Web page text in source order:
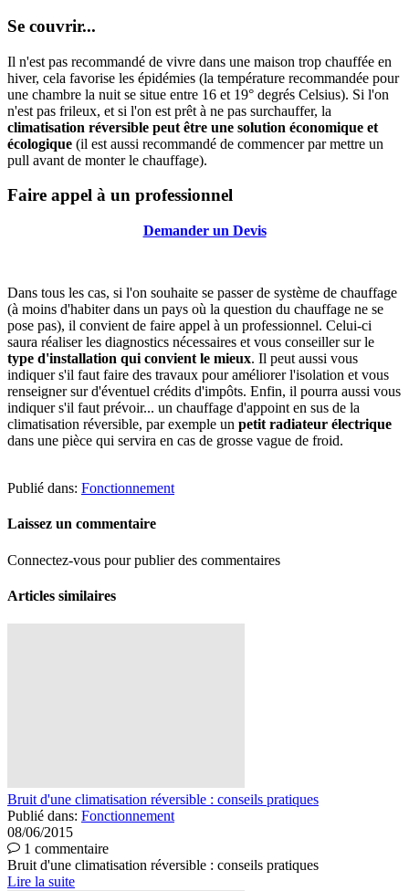
Se couvrir...
Il n'est pas recommandé de vivre dans une maison trop chauffée en
hiver, cela favorise les épidémies (la température recommandée pour
une chambre la nuit se situe entre 16 et 19° degrés Celsius). Si l'on
n'est pas frileux, et si l'on est prêt à ne pas surchauffer, la
climatisation réversible peut être une solution économique et
écologique (il est aussi recommandé de commencer par mettre un
pull avant de monter le chauffage).
Faire appel à un professionnel
Demander un Devis
Dans tous les cas, si l'on souhaite se passer de système de chauffage
(à moins d'habiter dans un pays où la question du chauffage ne se
pose pas), il convient de faire appel à un professionnel. Celui-ci
saura réaliser les diagnostics nécessaires et vous conseiller sur le
type d'installation qui convient le mieux. Il peut aussi vous
indiquer s'il faut faire des travaux pour améliorer l'isolation et vous
renseigner sur d'éventuel crédits d'impôts. Enfin, il pourra aussi vous
indiquer s'il faut prévoir... un chauffage d'appoint en sus de la
climatisation réversible, par exemple un petit radiateur électrique
dans une pièce qui servira en cas de grosse vague de froid.
Publié dans: Fonctionnement
Laissez un commentaire
Connectez-vous pour publier des commentaires
Articles similaires
Bruit d'une climatisation réversible : conseils pratiques
Publié dans: Fonctionnement
08/06/2015
1 commentaire
Bruit d'une climatisation réversible : conseils pratiques
Lire la suite